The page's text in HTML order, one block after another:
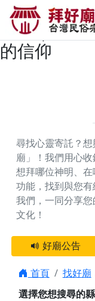
台北市主
資料｜拜
的信仰
尋找心靈寄託？
廟」！我們用心收
想拜哪位神明、
功能，找到與您有
我們，一同分享
文化！
好廟公告
首頁 找好廟
選擇您想搜尋的